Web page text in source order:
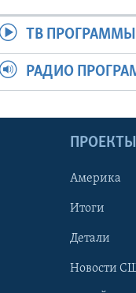
ТВ ПРОГРАММЫ
РАДИО
ПРОЕКТЫ
Америка
Итоги
Детали
Новости